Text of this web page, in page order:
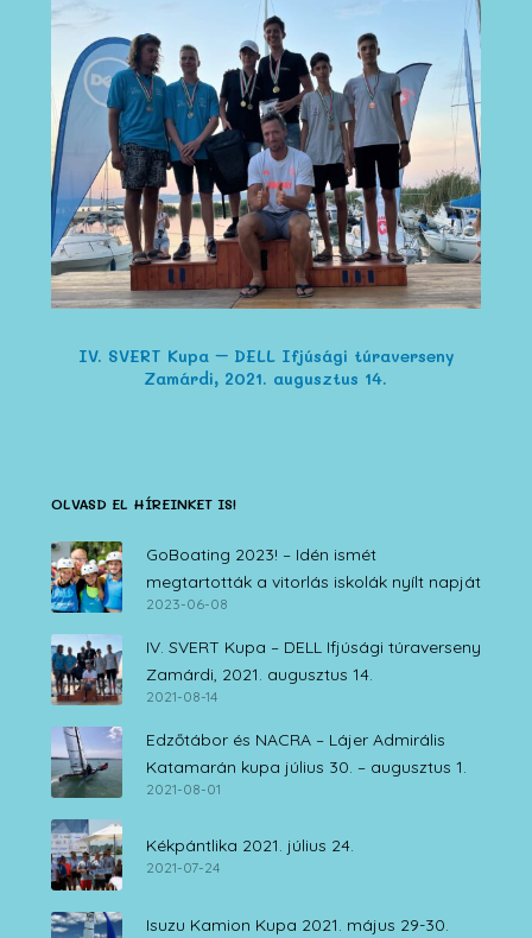
IV. SVERT Kupa – DELL Ifjúsági túraverseny
Zamárdi, 2021. augusztus 14.
OLVASD EL HÍREINKET IS!
GoBoating 2023! – Idén ismét
megtartották a vitorlás iskolák nyílt napját
2023-06-08
IV. SVERT Kupa – DELL Ifjúsági túraverseny
Zamárdi, 2021. augusztus 14.
2021-08-14
Edzőtábor és NACRA – Lájer Admirális
Katamarán kupa július 30. – augusztus 1.
2021-08-01
Kékpántlika 2021. július 24.
2021-07-24
Isuzu Kamion Kupa 2021. május 29-30.